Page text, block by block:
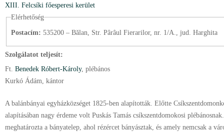
XIII. Felcsíki főesperesi kerület
Elérhetőség
Postacím: 535200 – Bălan, Str. Pârâul Fierarilor, nr. 1/A., jud. Harghita
Szolgálatot teljesít:
Ft. Benedek Róbert-Károly, plébános
Kurkó Ádám, kántor
A balánbányai egyházközséget 1825-ben alapították. Előtte
alapításában nagy érdeme volt Puskás Tamás csíkszentdomokosi
meghatározta a bányatelep, ahol rézércet bányásztak, és amely nemcsak a